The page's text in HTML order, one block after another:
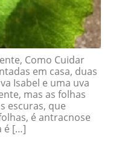
Como Cuidar
em casa, duas
Isabel e uma uva
mas as folhas
escuras, que
é antracnose
é […]